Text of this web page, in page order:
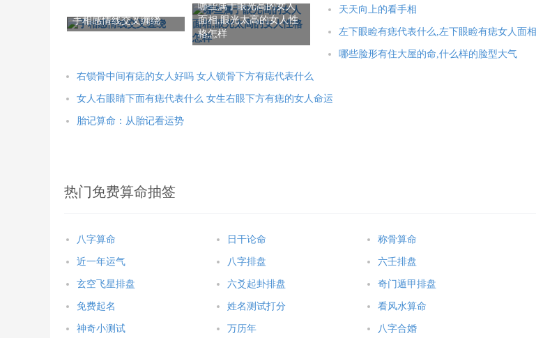
手相感情线交叉缠绕
哪些属于眼光高的女人
面相,眼光太高的女人性
格怎样
天天向上的看手相
左下眼睑有痣代表什么,左下眼睑有痣女人面相
哪些脸形有住大屋的命,什么样的脸型大气
右锁骨中间有痣的女人好吗 女人锁骨下方有痣代表什么
女人右眼睛下面有痣代表什么 女生右眼下方有痣的女人命运
胎记算命：从胎记看运势
热门免费算命抽签
八字算命 日干论命 称骨算命
近一年运气 八字排盘 六壬排盘
玄空飞星排盘 六爻起卦排盘 奇门遁甲排盘
免费起名 姓名测试打分 看风水算命
神奇小测试 万历年 八字合婚